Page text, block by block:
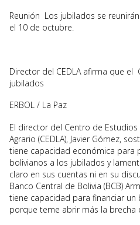
Reunión Los jubilados se
el 10 de octubre.
Director del CEDLA afirma que
jubilados
ERBOL / La Paz
El director del Centro de
Agrario (CEDLA), Javier Gómez,
tiene capacidad económica para
bolivianos a los jubilados y
claro en sus cuentas ni en su
Banco Central de Bolivia (BCB)
tiene capacidad para financiar un
porque teme abrir más la brecha